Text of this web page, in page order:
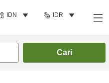
IDN IDR
Cari